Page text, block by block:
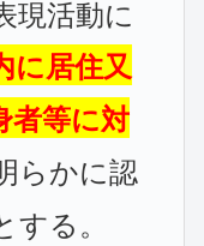
現活動に
に居住又
者等に対
らかに認
る。